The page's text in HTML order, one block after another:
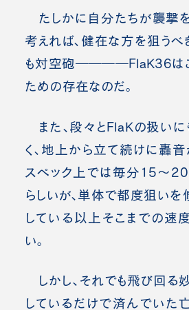
たしかに自分たちが襲撃
考えれば、健在な方を狙うべ
も対空砲――――FlaK36はこ
ための存在なのだ。
また、段々とFlaKの扱いに
く、地上から立て続けに轟
スペック上では毎分15～
らしいが、単体で都度狙いを
している以上そこまでの速
い。
しかし、それでも飛び回る
しているだけで済んでいた